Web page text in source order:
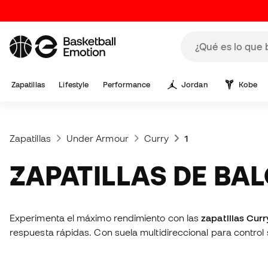
Zapatillas Lifestyle Performance Jordan Kobe
Zapatillas Under Armour Curry 1
ZAPATILLAS DE
Experimenta el máximo rendimiento con laszapatillas
respuesta rápidas. Con suela multidireccional para